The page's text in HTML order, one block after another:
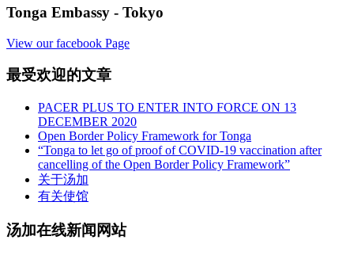
Tonga Embassy - Tokyo
View our facebook Page
最受欢迎的文章
PACER PLUS TO ENTER INTO FORCE ON 13
DECEMBER 2020
Open Border Policy Framework for Tonga
“Tonga to let go of proof of COVID-19 vaccination after
cancelling of the Open Border Policy Framework”
关于汤加
有关使馆
汤加在线新闻网站